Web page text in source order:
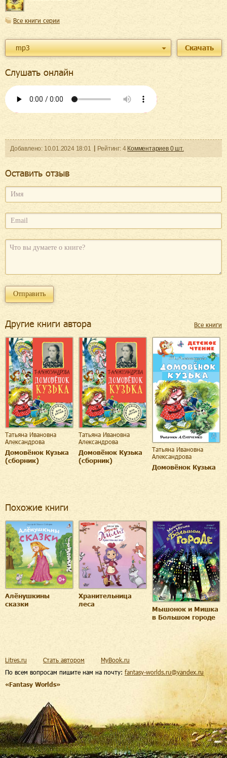
Все книги серии
mp3 Скачать
Слушать онлайн
Добавленo: 10.01.2024 18:01 Рейтинг: 4 Комментариев 0шт.
Оcтавить отзыв
Другие книги автора Все книги
Татьяна Ивановна
Александрова
Домовёнок Кузька
(сборник)
Татьяна Ивановна
Александрова
Домовёнок Кузька
(сборник)
Татьяна Ивановна
Александрова
Домовёнок Кузька
Похожие книги
Алёнушкины
сказки
Хранительница
леса
Мышонок и Мишка
в Большом городе
По всем вопросам пишите нам на почту: fantasy-worlds.ru@yandex.ru
«Fantasy Worlds»
Litres.ru Стать автором MyBook.ru